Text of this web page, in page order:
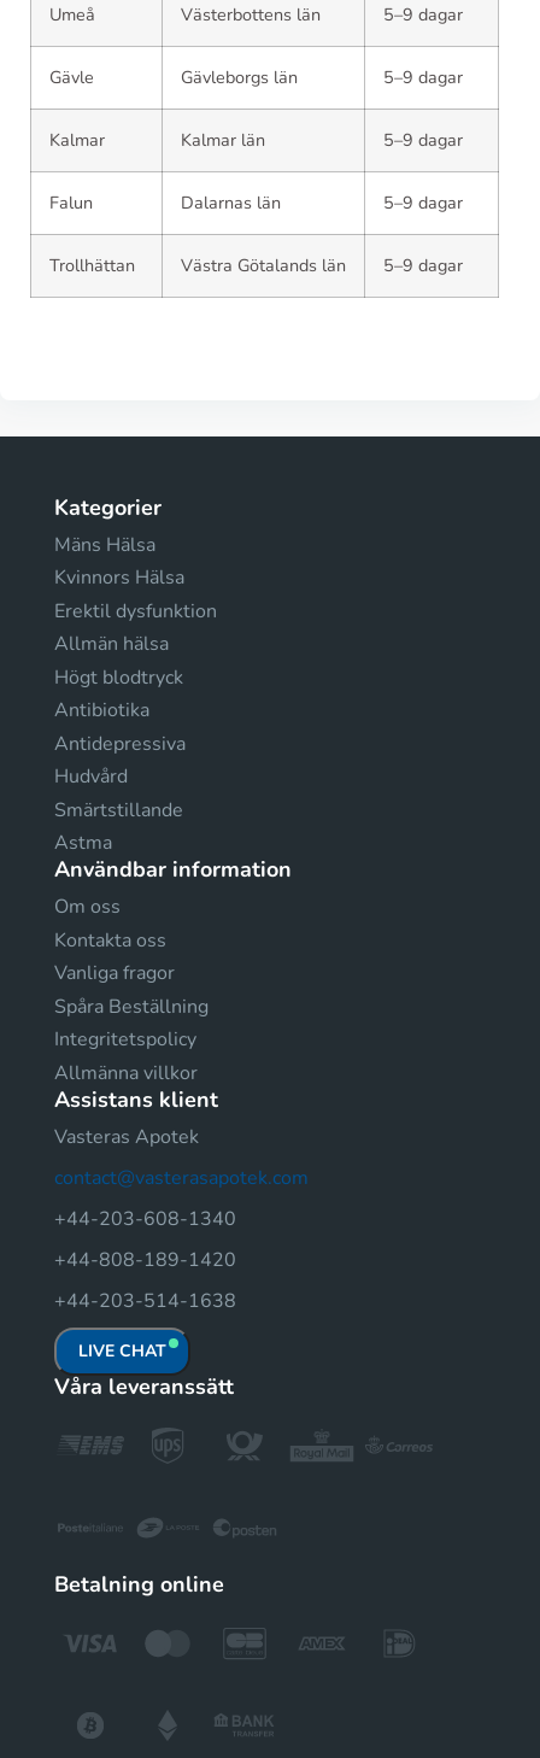
Umeå Västerbottens län 5–9 dagar
Gävle Gävleborgs län 5–9 dagar
Kalmar Kalmar län 5–9 dagar
Falun Dalarnas län 5–9 dagar
Trollhättan Västra Götalands län 5–9 dagar
Kategorier
Mäns Hälsa
Kvinnors Hälsa
Erektil dysfunktion
Allmän hälsa
Högt blodtryck
Antibiotika
Antidepressiva
Hudvård
Smärtstillande
Astma
Användbar information
Om oss
Kontakta oss
Vanliga fragor
Spåra Beställning
Integritetspolicy
Allmänna villkor
Assistans klient
Vasteras Apotek
contact@vasterasapotek.com
+44-203-608-1340
+44-808-189-1420
+44-203-514-1638
LIVE CHAT
Våra leveranssätt
Betalning online